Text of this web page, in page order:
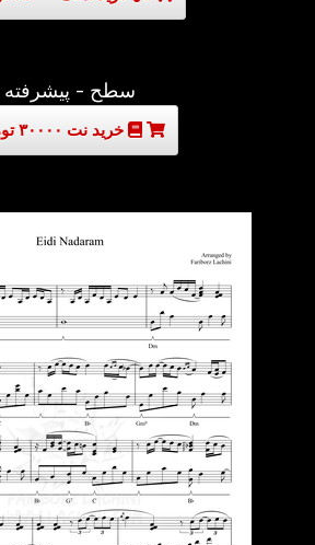
سطح - پیشرفته
خرید نت ۳۰۰۰۰ تومان